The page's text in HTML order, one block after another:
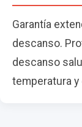
Garantía
descanso.
descanso
temperatura y